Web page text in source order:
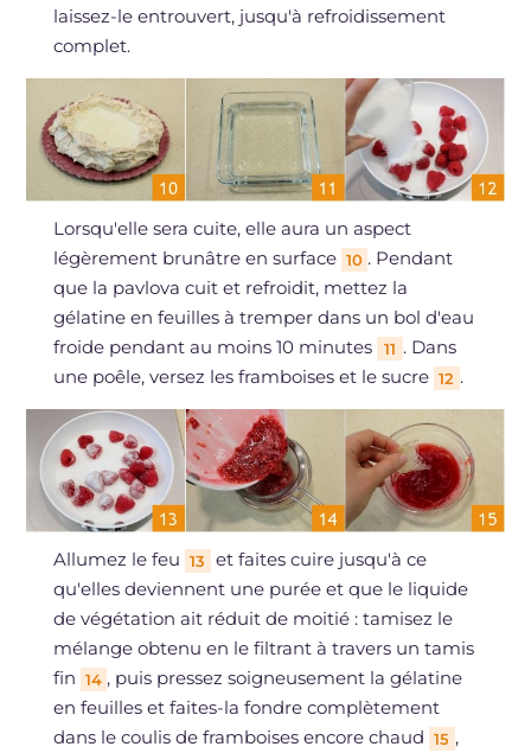
laissez-le entrouvert, jusqu'à refroidissement
complet.
Lorsqu'elle sera cuite, elle aura un aspect
légèrement brunâtre en surface 10 . Pendant
que la pavlova cuit et refroidit, mettez la
gélatine en feuilles à tremper dans un bol d'eau
froide pendant au moins 10 minutes
11 . Dans
une poêle, versez les framboises et le sucre 12 .
Allumez le feu 13
et faites cuire jusqu'à ce
qu'elles deviennent une purée et que le liquide
de végétation ait réduit de moitié : tamisez le
mélange obtenu en le filtrant à travers un tamis
fin 14 , puis pressez soigneusement la gélatine
en feuilles et faites-la fondre complètement
dans le coulis de framboises encore chaud 15 ,